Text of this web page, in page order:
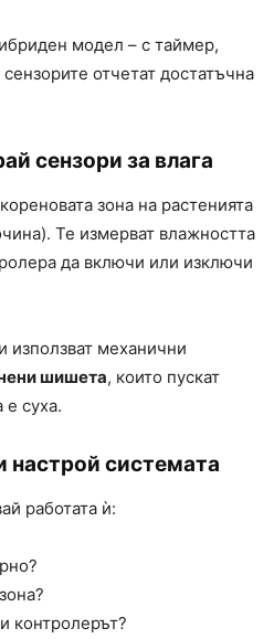
модел – с таймер,
отчетат достатъчна
сензори за влага
зона на растенията
Те измерват влажността
да включи или изключи
използват механични
шишета, които пускат
е суха.
настрой системата
работата ѝ:
контролерът?